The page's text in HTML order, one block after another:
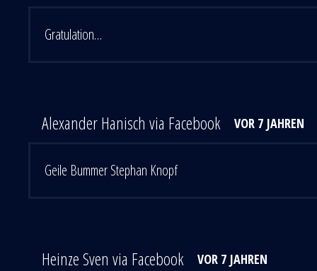
Gratulation…
Alexander Hanisch via Facebook VOR 7 JAHREN
Geile Bummer Stephan Knopf
Heinze Sven via Facebook VOR 7 JAHREN